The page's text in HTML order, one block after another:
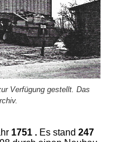
Verfügung gestellt. Das
1751 . Es stand 247